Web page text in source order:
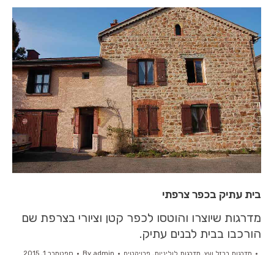
בית עתיק בכפר צרפתי
מדרגות שיוצרו והוטסו לכפר קטן וציורי בצרפת שם
הורכבו בבית לבנים עתיק.
מדרגות ברזל ועץ, מדרגות לוליניות, פרויקטים By admin ספטמבר 1, 2015